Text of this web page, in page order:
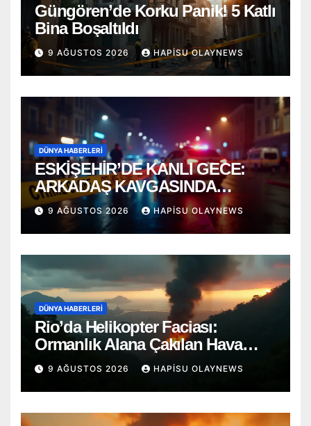
Güngören’de Korku Panik! 5 Katlı
Bina Boşaltıldı
9 AĞUSTOS 2026 HAPISU OLAYNEWS
DÜNYA HABERLERI
ESKİŞEHİR’DE KANLI GECE:
ARKADAŞ KAVGASINDA
BIÇAKLAR KONUŞTU!
9 AĞUSTOS 2026 HAPISU OLAYNEWS
DÜNYA HABERLERI
Rio’da Helikopter Faciası:
Ormanlık Alana Çakılan Hava
Aracında 4 Ölü
9 AĞUSTOS 2026 HAPISU OLAYNEWS